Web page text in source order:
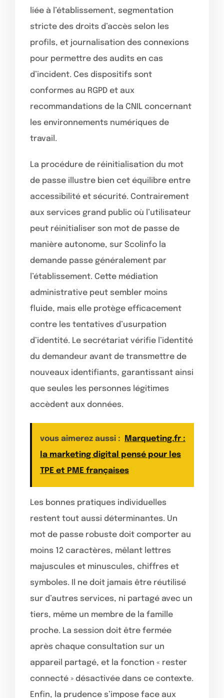
liée à l’établissement, segmentation
stricte des droits d’accès selon les
profils, et journalisation des connexions
pour permettre des audits en cas
d’incident. Ces dispositifs sont
conformes au RGPD et aux
recommandations de la CNIL concernant
les environnements numériques de
travail.
La procédure de réinitialisation du mot
de passe illustre bien cet équilibre entre
accessibilité et sécurité. Contrairement
aux services grand public où l’utilisateur
peut réinitialiser son mot de passe de
manière autonome, sur Scolinfo la
demande passe généralement par
l’établissement. Cette médiation
administrative peut sembler moins
fluide, mais elle protège efficacement
contre les tentatives d’usurpation
d’identité. Le secrétariat vérifie l’identité
du demandeur avant de transmettre de
nouveaux identifiants, garantissant ainsi
que seules les personnes légitimes
accèdent aux données.
vous aimerez aussi :
Marqueting.fr :
la marketing digital pensé pour les
TPE et PME françaises
Les bonnes pratiques individuelles
restent tout aussi déterminantes. Un
mot de passe robuste doit comporter au
moins 12 caractères, mêlant lettres
majuscules et minuscules, chiffres et
symboles. Il ne doit jamais être réutilisé
sur d’autres services, ni partagé avec un
tiers, même un membre de la famille
proche. La session doit être fermée
après chaque consultation sur un
appareil partagé, et la fonction « rester
connecté » désactivée dans ce contexte.
Enfin, la prudence s’impose face aux